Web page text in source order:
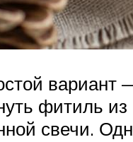
вариант
фитиль из
свечи.